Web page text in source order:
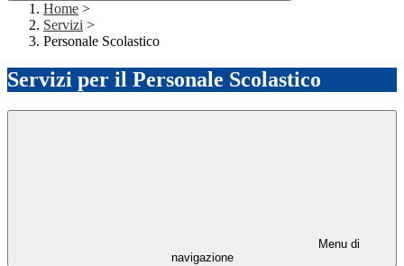
Home >
Servizi >
Personale Scolastico
Servizi per il Personale Scolastico
Menu di
navigazione